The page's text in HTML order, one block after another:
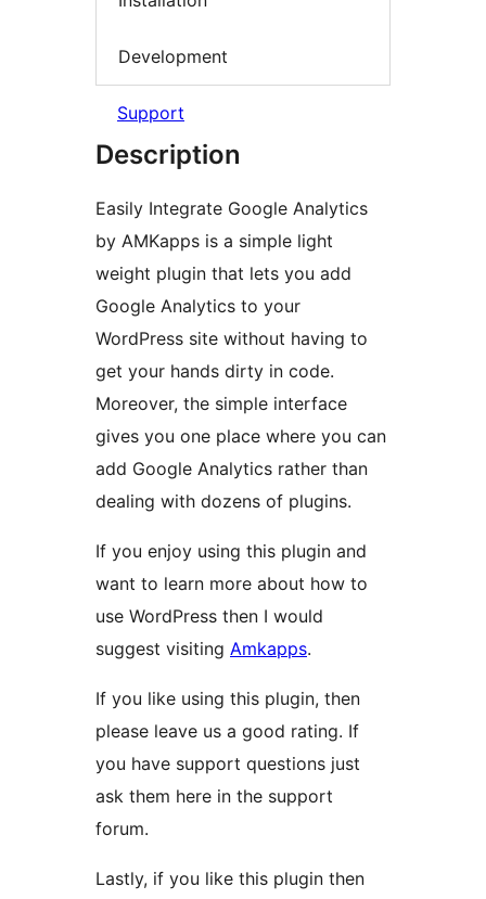
Development
Support
Description
Easily Integrate Google Analytics
by AMKapps is a simple light
weight plugin that lets you add
Google Analytics to your
WordPress site without having to
get your hands dirty in code.
Moreover, the simple interface
gives you one place where you can
add Google Analytics rather than
dealing with dozens of plugins.
If you enjoy using this plugin and
want to learn more about how to
use WordPress then I would
suggest visiting Amkapps.
If you like using this plugin, then
please leave us a good rating. If
you have support questions just
ask them here in the support
forum.
Lastly, if you like this plugin then